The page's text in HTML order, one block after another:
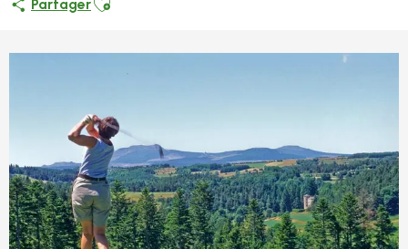
Partager